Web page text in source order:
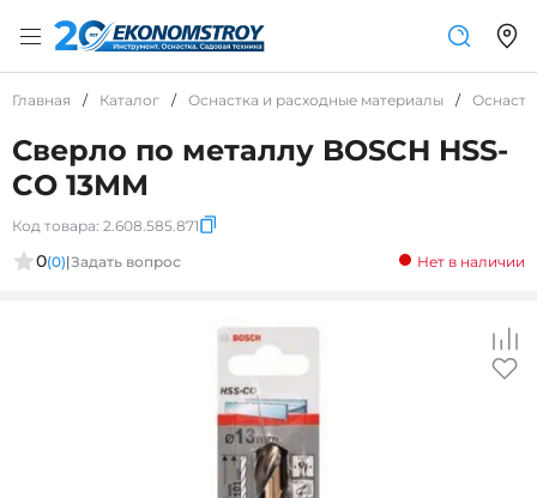
Главная / Каталог / Оснастка и расходные материалы /
Сверло по металлу BOSCH HSS-
CO 13ММ
Код товара: 2.608.585.871
0(0)|Задать вопрос Нет в наличии